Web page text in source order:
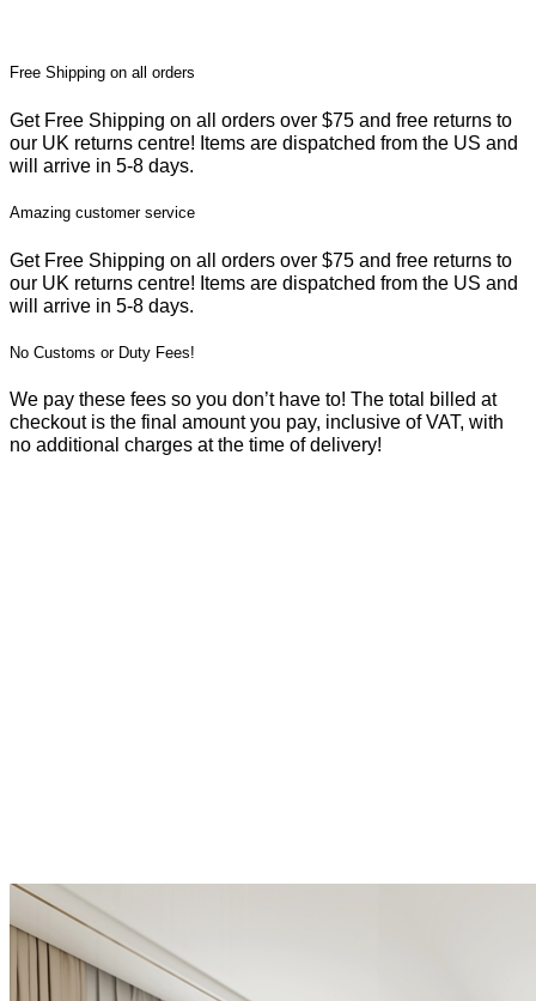
Free Shipping on all orders
Get Free Shipping on all orders over $75 and free returns to
our UK returns centre! Items are dispatched from the US and
will arrive in 5-8 days.
Amazing customer service
Get Free Shipping on all orders over $75 and free returns to
our UK returns centre! Items are dispatched from the US and
will arrive in 5-8 days.
No Customs or Duty Fees!
We pay these fees so you don’t have to! The total billed at
checkout is the final amount you pay, inclusive of VAT, with
no additional charges at the time of delivery!